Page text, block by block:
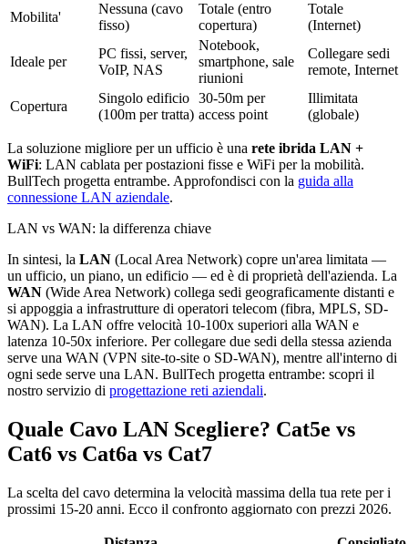
Mobilita'
Nessuna (cavo
fisso)
Totale (entro
copertura)
Totale
(Internet)
Ideale per
PC fissi, server,
VoIP, NAS
Notebook,
smartphone, sale
riunioni
Collegare sedi
remote, Internet
Copertura
Singolo edificio
(100m per tratta)
30-50m per
access point
Illimitata
(globale)
La soluzione migliore per un ufficio è una rete ibrida LAN +
WiFi: LAN cablata per postazioni fisse e WiFi per la mobilità.
BullTech progetta entrambe. Approfondisci con la guida alla
connessione LAN aziendale.
LAN vs WAN: la differenza chiave
In sintesi, la LAN (Local Area Network) copre un'area limitata —
un ufficio, un piano, un edificio — ed è di proprietà dell'azienda. La
WAN (Wide Area Network) collega sedi geograficamente distanti e
si appoggia a infrastrutture di operatori telecom (fibra, MPLS, SD-
WAN). La LAN offre velocità 10-100x superiori alla WAN e
latenza 10-50x inferiore. Per collegare due sedi della stessa azienda
serve una WAN (VPN site-to-site o SD-WAN), mentre all'interno di
ogni sede serve una LAN. BullTech progetta entrambe: scopri il
nostro servizio di progettazione reti aziendali.
Quale Cavo LAN Scegliere? Cat5e vs
Cat6 vs Cat6a vs Cat7
La scelta del cavo determina la velocità massima della tua rete per i
prossimi 15-20 anni. Ecco il confronto aggiornato con prezzi 2026.